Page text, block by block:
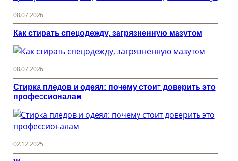
08.07.2026
Как стирать спецодежду, загрязненную мазутом
08.07.2026
Стирка пледов и одеял: почему стоит доверить это
профессионалам
02.12.2025